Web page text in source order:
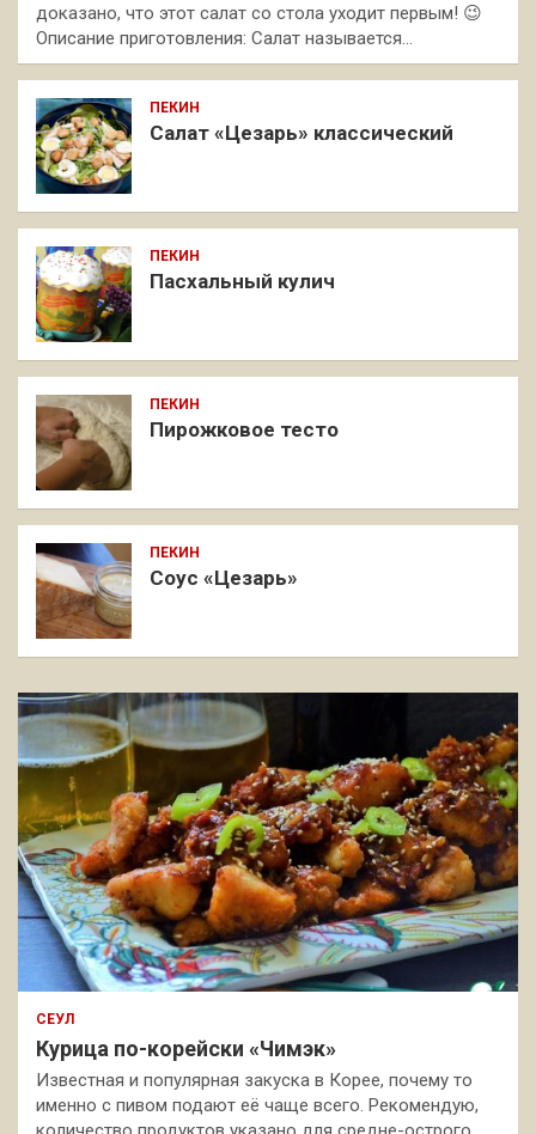
доказано, что этот салат со стола уходит первым! 😉
Описание приготовления: Салат называется…
ПЕКИН
Салат «Цезарь» классический
ПЕКИН
Пасхальный кулич
ПЕКИН
Пирожковое тесто
ПЕКИН
Соус «Цезарь»
СЕУЛ
Курица по-корейски «Чимэк»
Известная и популярная закуска в Корее, почему то
именно с пивом подают её чаще всего. Рекомендую,